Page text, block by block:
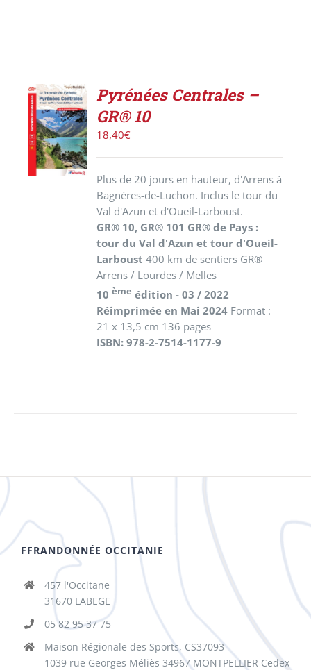
AJOUTER
AU
PANIER
/
DÉTAILS
Pyrénées Centrales –
GR® 10
18,40€
Plus de 20 jours en hauteur, d'Arrens à
Bagnères-de-Luchon. Inclus le tour du
Val d'Azun et d'Oueil-Larboust.
GR® 10, GR® 101 GR® de Pays :
tour du Val d'Azun et tour d'Oueil-
Larboust 400 km de sentiers GR®
Arrens / Lourdes / Melles
10ème édition - 03 / 2022
Réimprimée en Mai 2024 Format :
21 x 13,5 cm 136 pages
ISBN: 978-2-7514-1177-9
FFRANDONNÉE OCCITANIE
457 l'Occitane
31670 LABEGE
05 82 95 37 75
Maison Régionale des Sports, CS37093
1039 rue Georges Méliès 34967 MONTPELLIER Cedex